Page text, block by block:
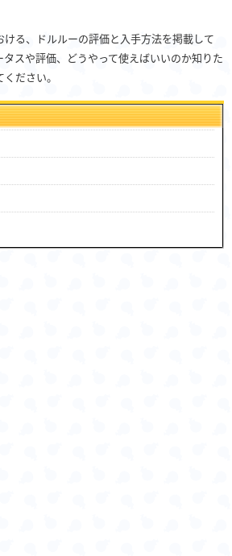
る、ドルルーの評価と入手方法を掲載して
スや評価、どうやって使えばいいのか知りた
ださい。